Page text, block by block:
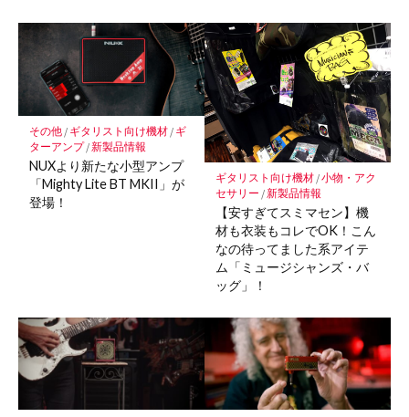
その他/ ギタリスト向け機材/ ギ
ターアンプ/新製品情報
NUXより新たな小型アンプ
「Mighty Lite BT MKII」が
登場！
ギタリスト向け機材/小物・アク
セサリー /新製品情報
【安すぎてスミマセン】機
材も衣装もコレでOK！こん
なの待ってました系アイテ
ム「ミュージシャンズ・バ
ッグ」！